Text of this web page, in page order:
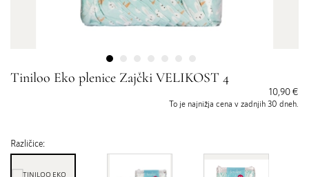
Tiniloo Eko plenice Zajčki VELIKOST 4
10,90 €
To je najnižja cena v zadnjih 30 dneh.
Različice: